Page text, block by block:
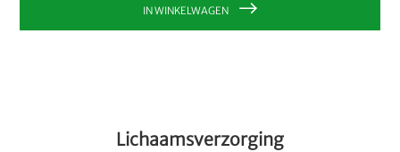
IN WINKELWAGEN
Lichaamsverzorging